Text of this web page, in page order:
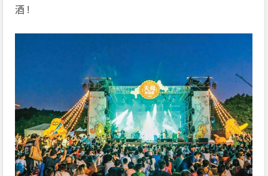
酒 !